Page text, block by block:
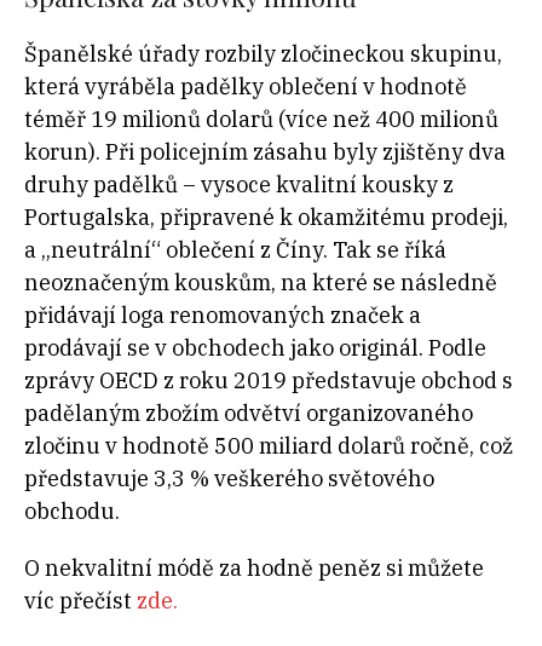
Španělské úřady rozbily zločineckou skupinu,
která vyráběla padělky oblečení v hodnotě
téměř 19 milionů dolarů (více než 400 milionů
korun). Při policejním zásahu byly zjištěny dva
druhy padělků – vysoce kvalitní kousky z
Portugalska, připravené k okamžitému prodeji,
a „neutrální“ oblečení z Číny. Tak se říká
neoznačeným kouskům, na které se následně
přidávají loga renomovaných značek a
prodávají se v obchodech jako originál. Podle
zprávy OECD z roku 2019 představuje obchod s
padělaným zbožím odvětví organizovaného
zločinu v hodnotě 500 miliard dolarů ročně, což
představuje 3,3 % veškerého světového
obchodu.
O nekvalitní módě za hodně peněz si můžete
víc přečíst zde.